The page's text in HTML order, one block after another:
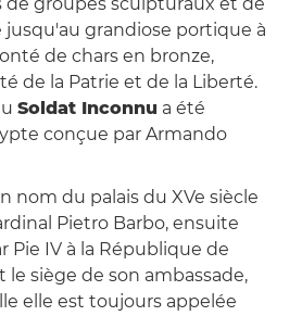
de groupes sculpturaux et de
jusqu'au grandiose portique à
de chars en bronze,
de la Patrie et de la Liberté.
Soldat Inconnu a été
conçue par Armando
nom du palais du XVe siècle
Pietro Barbo, ensuite
Pie IV à la République de
le siège de son ambassade,
elle est toujours appelée